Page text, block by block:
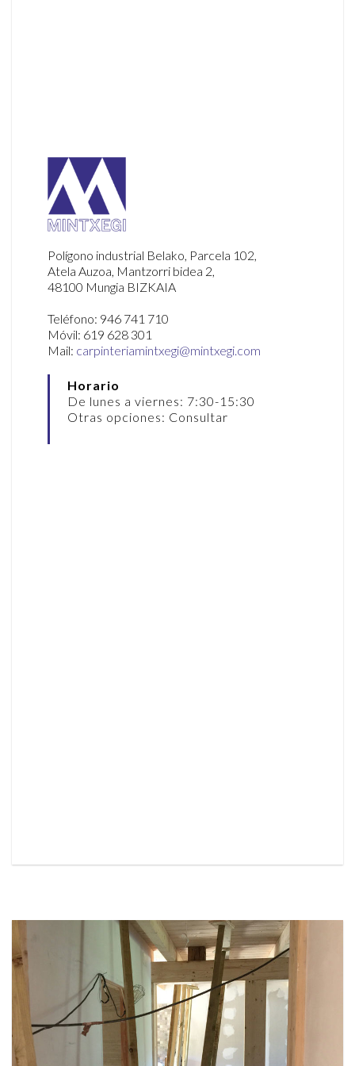
Polígono industrial Belako, Parcela 102,
Atela Auzoa, Mantzorri bidea 2,
48100 Mungia BIZKAIA
Teléfono: 946 741 710
Móvil: 619 628 301
Mail: carpinteriamintxegi@mintxegi.com
Horario
De lunes a viernes: 7:30-15:30
Otras opciones: Consultar